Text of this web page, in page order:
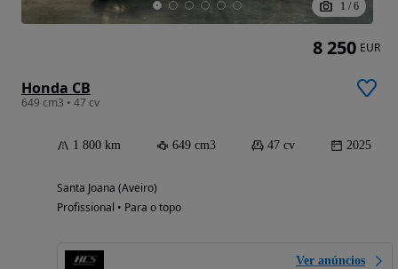
1 / 6
Honda CB
649 cm3 • 47 cv
1 800 km 649 cm3 47 cv 2025
Santa Joana (Aveiro)
Profissional • Para o topo
Ver anúncios
8 250 EUR